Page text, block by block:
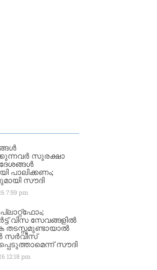
സുരക്ഷാ
പാലിക്കണം;
സൗദി
7:59 pm
വിസ സേവങ്ങളിൽ
തടസ്സമുണ്ടായാൽ
സർവീസ്
സൗദി
12:18 pm